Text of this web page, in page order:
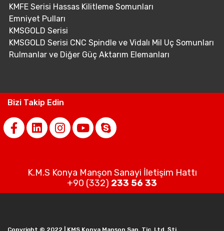
KMFE Serisi Hassas Kilitleme Somunları
Emniyet Pulları
KMSGOLD Serisi
KMSGOLD Serisi CNC Spindle ve Vidalı Mil Uç Somunları
Rulmanlar ve Diğer Güç Aktarım Elemanları
Bizi Takip Edin
K.M.S Konya Manşon Sanayi İletişim Hattı
+90 (332) 233 56 33